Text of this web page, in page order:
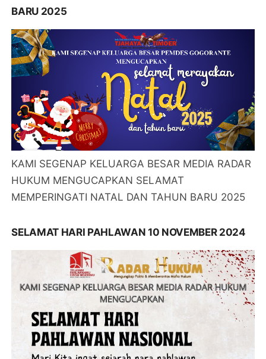
BARU 2025
KAMI SEGENAP KELUARGA BESAR MEDIA RADAR
HUKUM MENGUCAPKAN SELAMAT
MEMPERINGATI NATAL DAN TAHUN BARU 2025
SELAMAT HARI PAHLAWAN 10 NOVEMBER 2024